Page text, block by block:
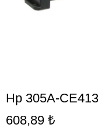
Hp 305A-
608,89 ₺